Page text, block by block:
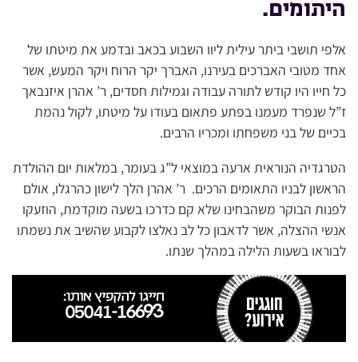
היתומים.
אלפי תושבי ביתר עילית ליוו השבוע בכאב ובדמע את מיטתו של
אחד מטובי האברכים בעירנו, האברך יקר הרוח ויקר המעש, אשר
כל חייו היו קודש לתורה עבודה וגמילות חסדים, ר’ אהרן איזנבאך
ז”ל שנפרד מעמנו בפתע פתאום בעודו על מיטתו, לקול נהמת
בכיים של בני משפחתו ומכריו הרבים.
הטרגדיה הנוראית ארעה במוצאי ל”ג בעומר, במלאות יום ההולדת
הראשון לבניו התאומים הרכים. ר’ אהרן הלך לישון כהרגלו, אולם
לפנות הבוקר משהבחינו שלא קם כדרכו בשעה מוקדמת, הוזעקו
אנשי ההצלה, אשר לדאבון כל לב נאלצו לקבוע שהשיב את נשמתו
לבוראו בשעות הלילה במהלך שנתו.